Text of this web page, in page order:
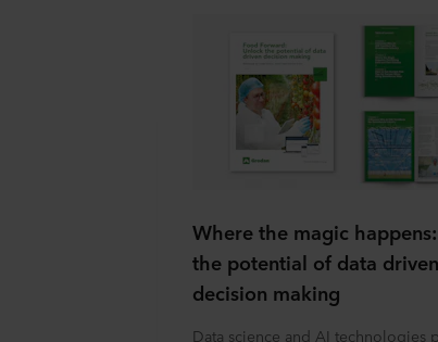
Where the magic
the potential of data driven
decision making
Data science and AI technologies